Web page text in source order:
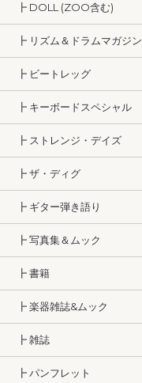
┣ DOLL (ZOO含む)
┣ リズム＆ドラムマガジン
┣ ビートレッグ
┣ キーボードスペシャル
┣ ストレンジ・デイズ
┣ ザ・ディグ
┣ ギター弾き語り
┣ 写真集＆ムック
┣ 書籍
┣ 楽器雑誌&ムック
┣ 雑誌
┣ パンフレット